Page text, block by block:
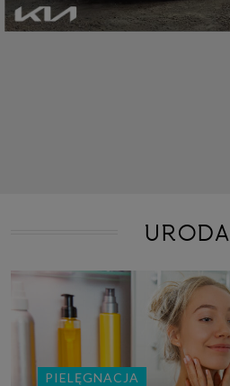
URODA
PIELĘGNACJA